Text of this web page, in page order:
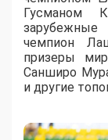
Гусманом
чемпион
призеры
Санширо
и другие